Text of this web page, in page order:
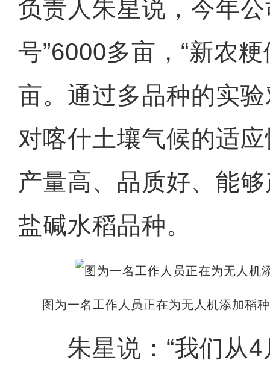
负责人朱星说，今年
号”6000多亩，“新农
亩。通过多品种的实
对喀什土壤气候的适
产量高、品质好、能
盐碱水稻品种。
图为一名工作人员正在为无人机添加稻
朱星说：“我们从4